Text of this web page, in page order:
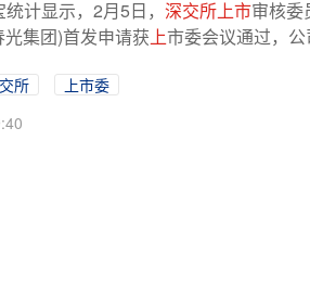
计显示，2月5日， 深交所上市审核委
集团)首发申请获上市委会议通过，
所
上市委